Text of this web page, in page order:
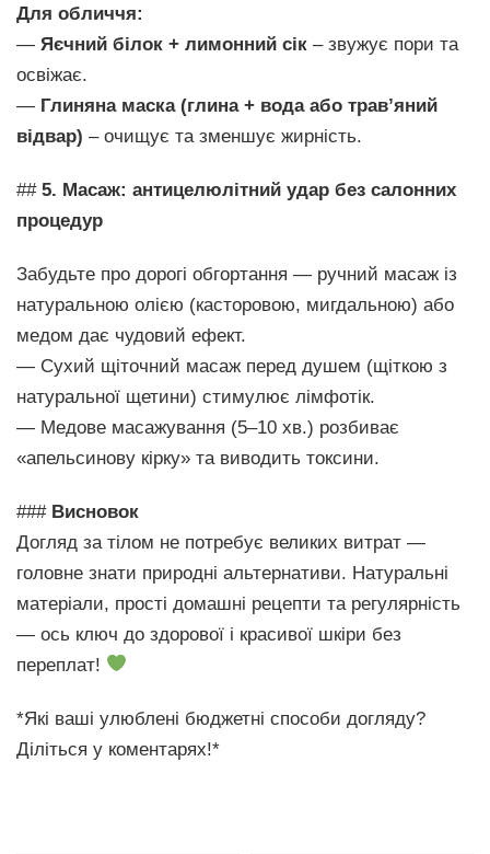
Для обличчя:
— Яєчний білок + лимонний сік – звужує пори та
освіжає.
— Глиняна маска (глина + вода або трав’яний
відвар) – очищує та зменшує жирність.
## 5. Масаж: антицелюлітний удар без салонних
процедур
Забудьте про дорогі обгортання — ручний масаж із
натуральною олією (касторовою, мигдальною) або
медом дає чудовий ефект.
— Сухий щіточний масаж перед душем (щіткою з
натуральної щетини) стимулює лімфотік.
— Медове масажування (5–10 хв.) розбиває
«апельсинову кірку» та виводить токсини.
### Висновок
Догляд за тілом не потребує великих витрат —
головне знати природні альтернативи. Натуральні
матеріали, прості домашні рецепти та регулярність
— ось ключ до здорової і красивої шкіри без
переплат!
*Які ваші улюблені бюджетні способи догляду?
Діліться у коментарях!*